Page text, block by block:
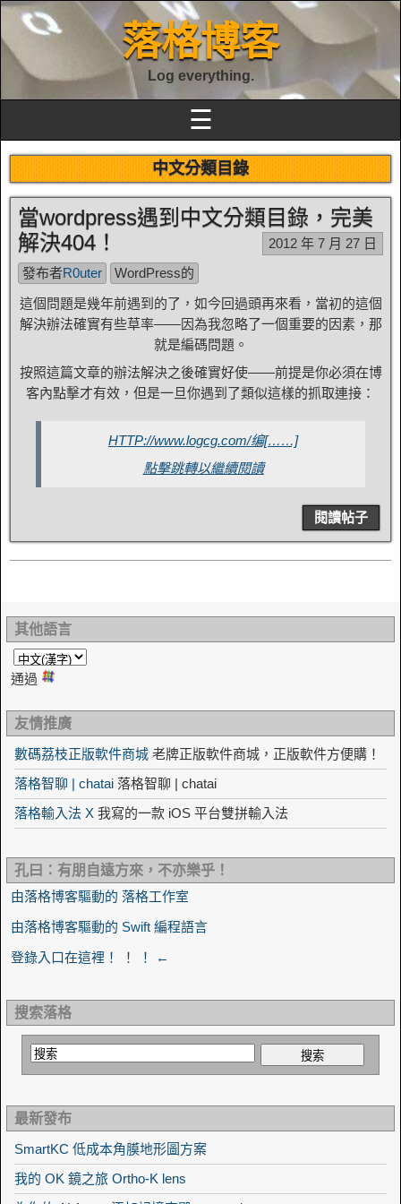
落格博客
Log everything.
☰
中文分類目錄
當wordpress遇到中文分類目錄，完美
解決404！
2012 年 7 月 27 日
發布者R0uter
WordPress的
這個問題是幾年前遇到的了，如今回過頭再來看，當初的這個
解決辦法確實有些草率——因為我忽略了一個重要的因素，那
就是編碼問題。
按照這篇文章的辦法解決之後確實好使——前提是你必須在博
客內點擊才有效，但是一旦你遇到了類似這樣的抓取連接：
HTTP://www.logcg.com/编[……]
點擊跳轉以繼續閱讀
閱讀帖子
其他語言
通過
友情推廣
數碼荔枝正版軟件商城 老牌正版軟件商城，正版軟件方便購！
落格智聊 | chatai 落格智聊 | chatai
落格輸入法 X 我寫的一款 iOS 平台雙拼輸入法
孔曰：有朋自遠方來，不亦樂乎！
由落格博客驅動的 落格工作室
由落格博客驅動的 Swift 編程語言
登錄入口在這裡！ ！ ！ ←
搜索落格
最新發布
SmartKC 低成本角膜地形圖方案
我的 OK 鏡之旅 Ortho-K lens